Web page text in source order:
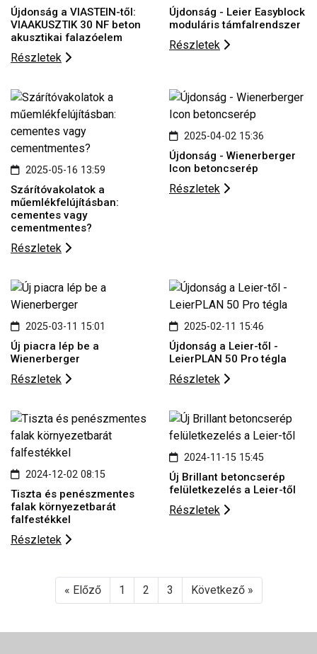
Újdonság a VIASTEIN-től:
VIAAKUSZTIK 30 NF beton
akusztikai falazóelem
Részletek
Újdonság - Leier Easyblock
moduláris támfalrendszer
Részletek
2025-05-16 13:59
Szárítóvakolatok a
műemlékfelújításban:
cementes vagy
cementmentes?
Részletek
2025-04-02 15:36
Újdonság - Wienerberger
Icon betoncserép
Részletek
2025-03-11 15:01
Új piacra lép be a
Wienerberger
Részletek
2025-02-11 15:46
Újdonság a Leier-től -
LeierPLAN 50 Pro tégla
Részletek
2024-12-02 08:15
Tiszta és penészmentes
falak környezetbarát
falfestékkel
Részletek
2024-11-15 15:45
Új Brillant betoncserép
felületkezelés a Leier-től
Részletek
« Előző 1 2 3 Következő »